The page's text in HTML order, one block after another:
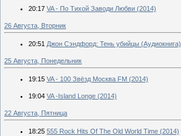
20:17 VA - По Тихой Заводи Любви (2014)
26 Августа, Вторник
20:51 Джон Сэндфорд: Тень убийцы (Аудиокнига)
25 Августа, Понедельник
19:15 VA - 100 Звёзд Москва FM (2014)
19:04 VA -Island Longe (2014)
22 Августа, Пятница
18:25 555 Rock Hits Of The Old World Time (2014)